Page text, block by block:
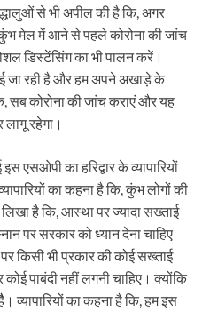
से भी अपील की है कि, अगर
कुंभ मेल में आने से पहले कोरोना की जांच
डिस्टेंसिंग का भी पालन करें।
जा रही है और हम अपने अखाड़े के
सब कोरोना की जांच कराएं और यह
रहेगा।
एसओपी का हरिद्वार के व्यापारियों
का कहना है कि, कुंभ लोगों की
है कि, आस्था पर ज्यादा सख्ताई
पर सरकार को ध्यान देना चाहिए
किसी भी प्रकार की कोई सख्ताई
पाबंदी नहीं लगनी चाहिए। क्योंकि
व्यापारियों का कहना है कि, हम इस